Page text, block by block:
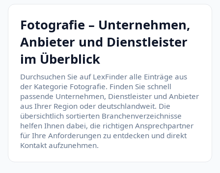
Fotografie – Unternehmen,
Anbieter und Dienstleister
im Überblick
Durchsuchen Sie auf LexFinder alle Einträge aus
der Kategorie Fotografie. Finden Sie schnell
passende Unternehmen, Dienstleister und Anbieter
aus Ihrer Region oder deutschlandweit. Die
übersichtlich sortierten Branchenverzeichnisse
helfen Ihnen dabei, die richtigen Ansprechpartner
für Ihre Anforderungen zu entdecken und direkt
Kontakt aufzunehmen.